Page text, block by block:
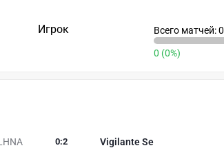
Игрок Всего матчей: 0
0 (0%)
Vigilante Se
0:2